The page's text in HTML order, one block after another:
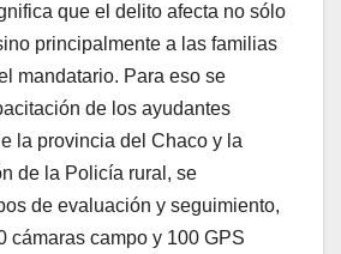
que el delito afecta no sólo
principalmente a las familias
mandatario. Para eso se
de los ayudantes
la provincia del Chaco y la
de la Policía rural, se
de evaluación y seguimiento,
cámaras campo y 100 GPS